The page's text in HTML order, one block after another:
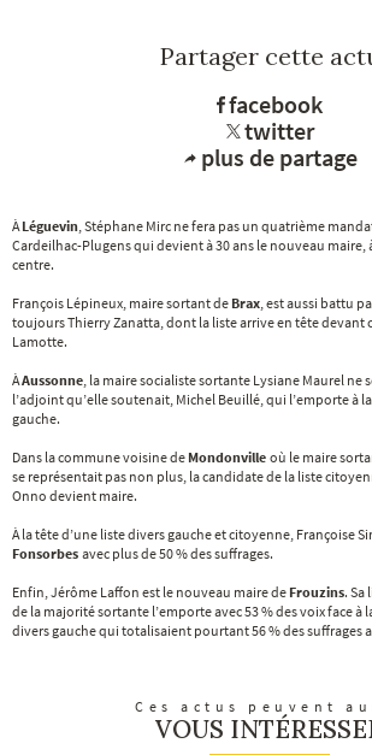
Partager cette
facebook
twitter
plus de partage
À Léguevin , Stéphane Mirc ne fera pas un quatrième
Cardeilhac-Plugens qui devient à 30 ans le nouveau maire,
centre.
François Lépineux, maire sortant de Brax , est aussi battu
toujours Thierry Zanatta, dont la liste arrive en tête devant
Lamotte.
ÀAussonne , la maire socialiste sortante Lysiane Maurel ne
l’adjoint qu’elle soutenait, Michel Beuillé, qui l’emporte à
gauche.
Dans la commune voisine de Mondonville où le maire
se représentait pas non plus, la candidate de la liste
Onno devient maire.
À la tête d’une liste divers gauche et citoyenne, Françoise
Fonsorbes avec plus de 50 % des suffrages.
Enfin, Jérôme Laffon est le nouveau maire de Frouzins. Sa
de la majorité sortante l’emporte avec 53 % des voix face à
divers gauche qui totalisaient pourtant 56 % des suffrages
Ces actus peuvent
VOUS